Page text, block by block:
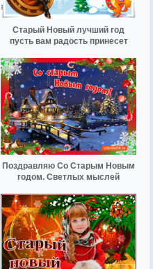
Старый Новый лучший год
пусть вам радость принесет
Поздравляю Со Старым Новым
годом. Светлых мыслей